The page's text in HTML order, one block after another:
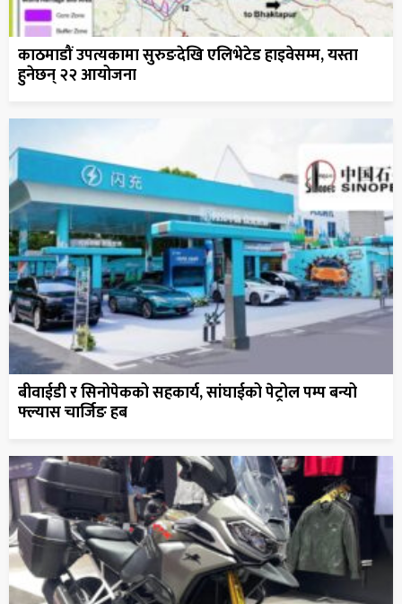
काठमाडौं उपत्यकामा सुरुङदेखि एलिभेटेड हाइवेसम्म, यस्ता
हुनेछन् २२ आयोजना
बीवाईडी र सिनोपेकको सहकार्य, सांघाईको पेट्रोल पम्प बन्यो
फ्ल्यास चार्जिङ हब